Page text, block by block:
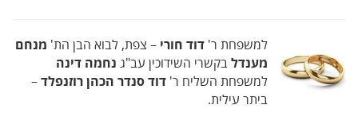
למשפחת ר' דוד חורי – צפת, לבוא הבן הת' מנחם
מענדלבקשרי השידוכין עב"ג נחמה דינה
למשפחת השליח ר' דוד סנדר הכהן רוזנפלד–
ביתר עילית.